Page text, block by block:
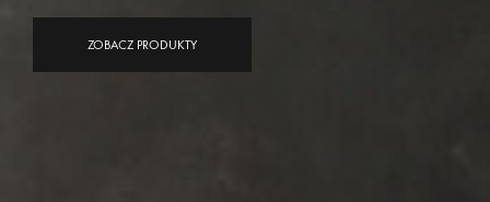
ZOBACZ PRODUKTY